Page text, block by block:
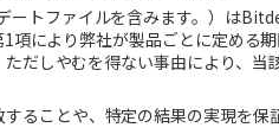
ートファイルを含みます。）は
1項により弊社が製品ごとに定める
だしやむを得ない事由により、当
ることや、特定の結果の実現を保